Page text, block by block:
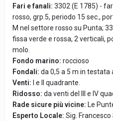
Fari e fanali: 3302 (E 1785) -
rosso, grp.5, periodo 15 sec.,
M nel settore rosso su Punta;
fissa verde e rossa, 2 verticali,
molo.
Fondo marino: roccioso
Fondali: da 0,5 a 5 m in testata
Venti:
I e II quadrante.
Ridosso: da venti del III e IV
Rade sicure più vicine: Le
Esperto Locale: Sig.